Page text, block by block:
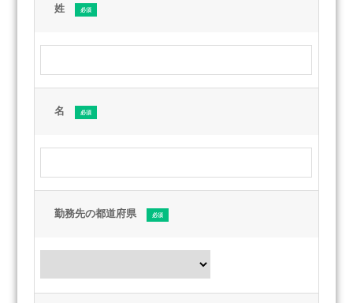
があります。
管・管理するよう努めるとともに、漏洩などを防止する
ため、合理的な安全管理措置を実施します。また、個人
情報を取り扱う従業員や委託先についても適切に監督し
てまいります。
５．開示等のご請求手続き
れる場合は、ご自身およびお申し出いただいた方がご本
６．個人情報提供の任意性
姓
名
勤務先の都道府県